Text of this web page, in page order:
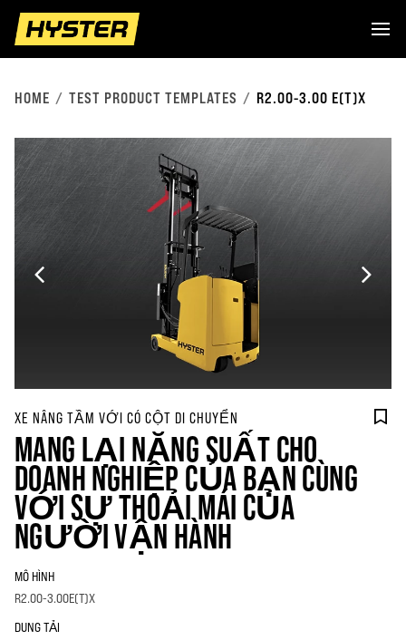
HOME TEST PRODUCT TEMPLATES R2.00-3.00 E(T)X
XE NÂNG TẦM VỚI CÓ CỘT DI CHUYỂN
MANG LẠI NĂNG SUẤT CHO
DOANH NGHIỆP CỦA BẠN CÙNG
VỚI SỰ THOẢI MÁI CỦA
NGƯỜI VẬN HÀNH
MÔ HÌNH
R2.00-3.00E(T)X
DUNG TẢI